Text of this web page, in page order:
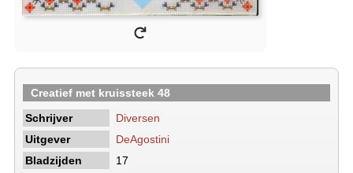
Creatief met kruissteek 48
Schrijver
Diversen
Uitgever
DeAgostini
Bladzijden
17